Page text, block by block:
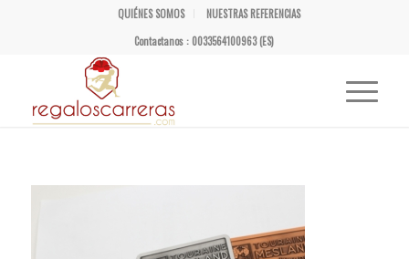
QUIÉNES SOMOS
NUESTRAS REFERENCIAS
Contactanos : 0033564100963 (ES)